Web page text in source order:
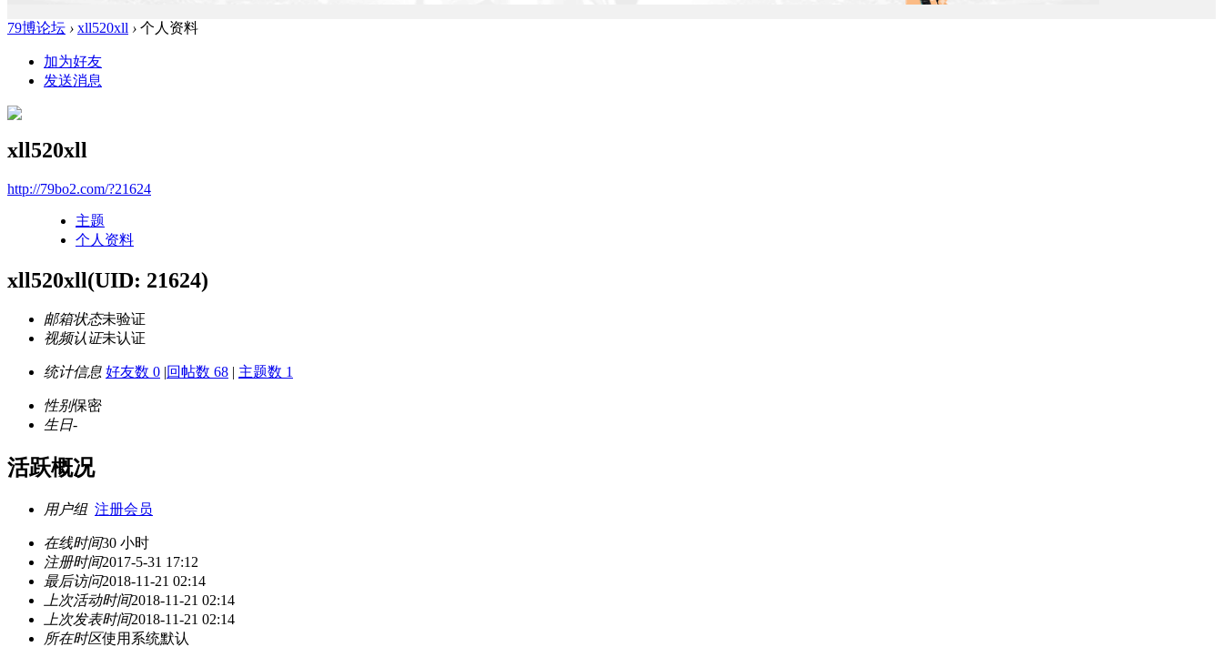
79博论坛 › xll520xll › 个人资料
加为好友
发送消息
xll520xll
http://79bo2.com/?21624
主题
个人资料
xll520xll(UID: 21624)
邮箱状态未验证
视频认证未认证
统计信息 好友数 0 |回帖数 68 | 主题数 1
性别保密
生日-
活跃概况
用户组 注册会员
在线时间30 小时
注册时间2017-5-31 17:12
最后访问2018-11-21 02:14
上次活动时间2018-11-21 02:14
上次发表时间2018-11-21 02:14
所在时区使用系统默认